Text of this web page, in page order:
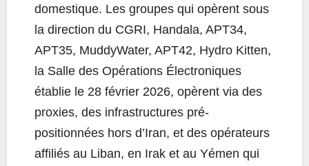
domestique. Les groupes qui opèrent sous
la direction du CGRI, Handala, APT34,
APT35, MuddyWater, APT42, Hydro Kitten,
la Salle des Opérations Électroniques
établie le 28 février 2026, opèrent via des
proxies, des infrastructures pré-
positionnées hors d’Iran, et des opérateurs
affiliés au Liban, en Irak et au Yémen qui